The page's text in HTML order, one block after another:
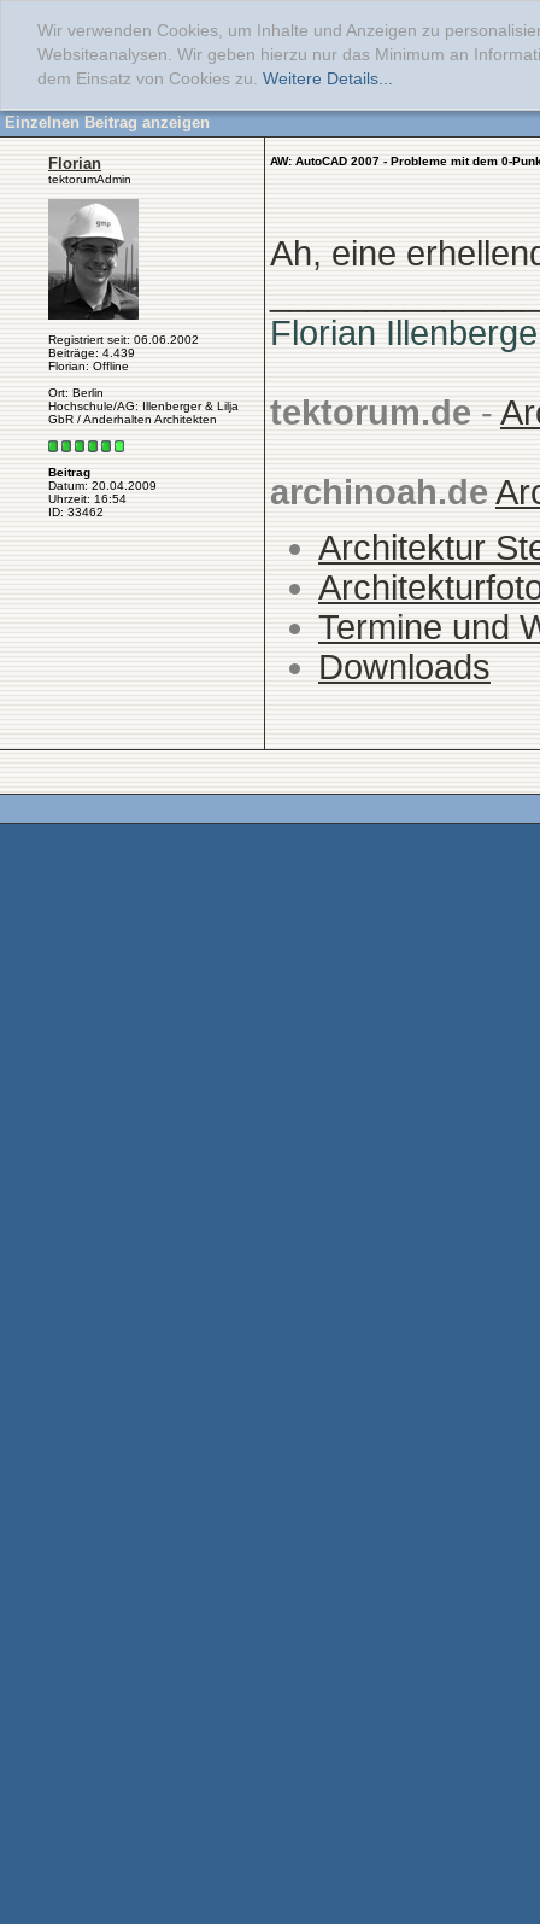
Wir verwenden Cookies, um Inhalte und Anzeigen zu
Websiteanalysen. Wir geben hierzu nur das Minimum an
dem Einsatz von Cookies zu. Weitere Details...
Einzelnen Beitrag anzeigen
Florian
tektorumAdmin
Registriert seit: 06.06.2002
Beiträge: 4.439
Florian: Offline
Ort: Berlin
Hochschule/AG: Illenberger & Lilja
GbR / Anderhalten Architekten
Beitrag
Datum: 20.04.2009
Uhrzeit: 16:54
ID: 33462
AW: AutoCAD 2007 - Probleme mit dem 0-
Ah, eine
Florian
tektorum.de -
archinoah.de
Architektur
Termine und
Downloads